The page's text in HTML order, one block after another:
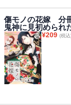
傷モノの花嫁 分
鬼神に見初められ
¥209 (税